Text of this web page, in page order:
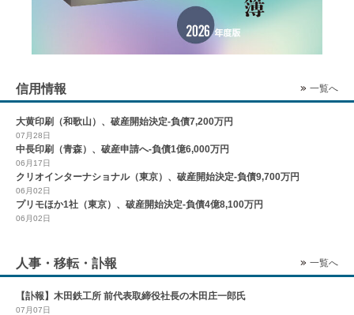
信用情報 一覧へ
大黄印刷（和歌山）、破産開始決定-負債7,200万円
07月28日
中長印刷（青森）、破産申請へ-負債1億6,000万円
06月17日
クリオインターナショナル（東京）、破産開始決定-負債9,700万円
06月02日
プリモほか1社（東京）、破産開始決定-負債4億8,100万円
06月02日
人事・移転・訃報 一覧へ
【訃報】木田鉄工所 前代表取締役社長の木田庄一郎氏
07月07日